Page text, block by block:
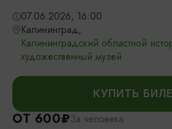
07.06.2026, 16:00
Калининград,
Калининградский областной
художественный музей
КУПИТЬ
ОТ 600₽За человека